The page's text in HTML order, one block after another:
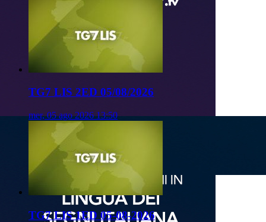
TG7 LIS 2ED 05/08/2026
mer, 05 ago 2026 13:50
TG7 LIS 1ED 05-08-2026